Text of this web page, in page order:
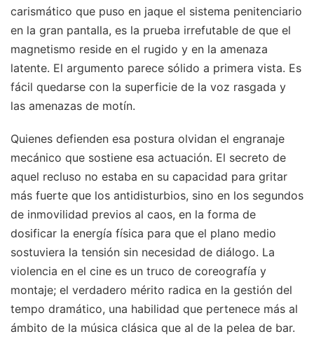
carismático que puso en jaque el sistema penitenciario
en la gran pantalla, es la prueba irrefutable de que el
magnetismo reside en el rugido y en la amenaza
latente. El argumento parece sólido a primera vista. Es
fácil quedarse con la superficie de la voz rasgada y
las amenazas de motín.
Quienes defienden esa postura olvidan el engranaje
mecánico que sostiene esa actuación. El secreto de
aquel recluso no estaba en su capacidad para gritar
más fuerte que los antidisturbios, sino en los segundos
de inmovilidad previos al caos, en la forma de
dosificar la energía física para que el plano medio
sostuviera la tensión sin necesidad de diálogo. La
violencia en el cine es un truco de coreografía y
montaje; el verdadero mérito radica en la gestión del
tempo dramático, una habilidad que pertenece más al
ámbito de la música clásica que al de la pelea de bar.